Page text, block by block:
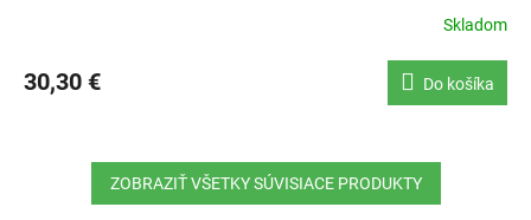
Skladom
30,30 € Do košíka
ZOBRAZIŤ VŠETKY SÚVISIACE PRODUKTY